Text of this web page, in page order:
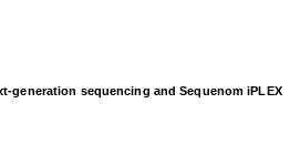
generation sequencing and Sequenom iPLEX